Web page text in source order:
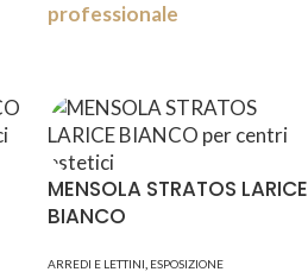
professionale
MENSOLA STRATOS LARICE
BIANCO
ARREDI E LETTINI ESPOSIZIONE